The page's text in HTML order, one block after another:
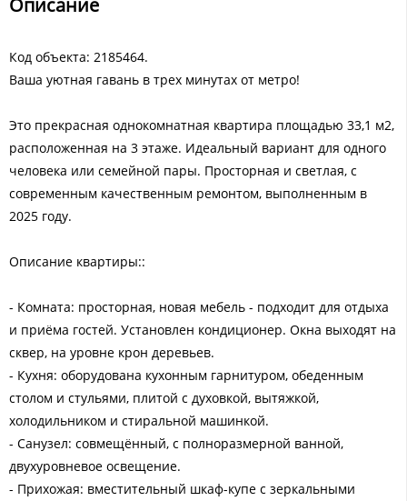
Описание
Код объекта: 2185464.
Ваша уютная гавань в трех минутах от метро!
Это прекрасная однокомнатная квартира площадью 33,1 м2,
расположенная на 3 этаже. Идеальный вариант для одного
человека или семейной пары. Просторная и светлая, с
современным качественным ремонтом, выполненным в
2025 году.
Описание квартиры::
- Комната: просторная, новая мебель - подходит для отдыха
и приёма гостей. Установлен кондиционер. Окна выходят на
сквер, на уровне крон деревьев.
- Кухня: оборудована кухонным гарнитуром, обеденным
столом и стульями, плитой с духовкой, вытяжкой,
холодильником и стиральной машинкой.
- Санузел: совмещённый, с полноразмерной ванной,
двухуровневое освещение.
- Прихожая: вместительный шкаф-купе с зеркальными